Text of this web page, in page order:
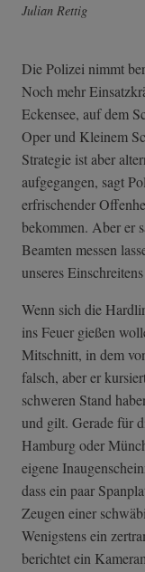
Julian Rettig
Die Polizei nimmt
Noch mehr
Eckensee, auf dem
Oper und Kleinem
Strategie ist aber
aufgegangen, sagt
erfrischender
bekommen. Aber er
Beamten messen
unseres
Wenn sich die
ins Feuer gießen
Mitschnitt, in dem
falsch, aber er
schweren Stand
und gilt. Gerade für
Hamburg oder
eigene
dass ein paar
Zeugen einer
Wenigstens ein
berichtet ein